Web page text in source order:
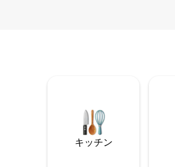
キッチン